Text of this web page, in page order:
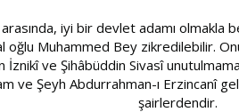
iyi bir devlet adamı
oğlu Muhammed Bey zikredilebilir.
ve Şihâbüddin Sivasî
ve Şeyh Abdurrahman-ı Erzincanî
şairlerdendir.